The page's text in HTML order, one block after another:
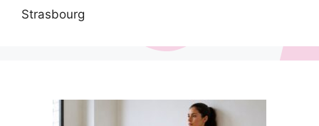
Strasbourg